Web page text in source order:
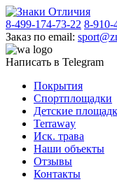
8-499-174-73-22 8-910-
Заказ по email:
Написать в Telegram
Покрытия
Спортплощадки
Детские
Terraway
Иск. трава
Наши объекты
Отзывы
Контакты